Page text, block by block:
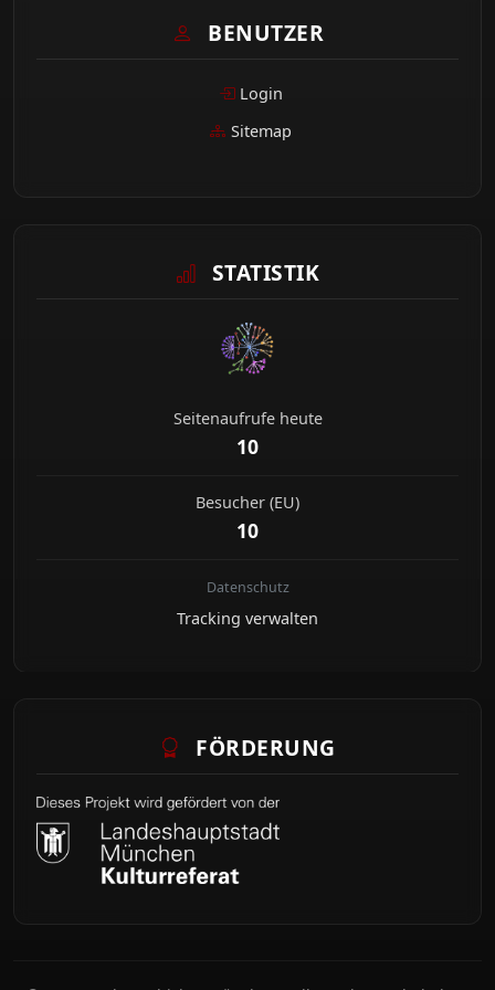
BENUTZER
Login
Sitemap
STATISTIK
Seitenaufrufe heute
10
Besucher (EU)
10
Datenschutz
Tracking verwalten
FÖRDERUNG